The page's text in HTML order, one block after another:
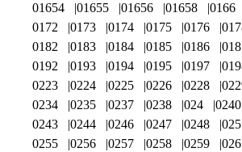
01654
01655 01656 01658 0166
0172
0173 0174 0175 0176
0182
0183 0184 0185 0186
0192
0193 0194 0195 0197
0223
0224 0225 0226 0228
0234
0235 0237 0238 024 0240
0243
0244 0246 0247 0248 025
0255
0256 0257 0258 0259 026